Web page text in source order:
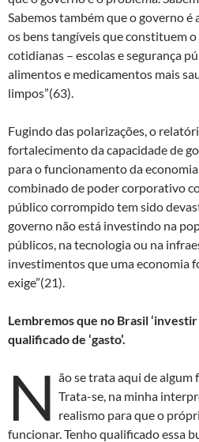
Sabemos também que o governo é
os bens tangíveis que constituem
cotidianas – escolas e segurança
alimentos e medicamentos mais
limpos”(63).
Fugindo das polarizações, o
fortalecimento da capacidade de
para o funcionamento da
combinado de poder corporativo
público corrompido tem sido
governo não está investindo na
públicos, na tecnologia ou na
investimentos que uma economia
exige”(21).
Lembremos que no Brasil ‘investir
qualificado de ‘gasto’.
N ão se trata aqui de algum
Trata-se, na minha
realismo para que o
funcionar. Tenho qualificado essa